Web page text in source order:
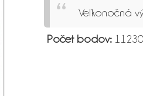
Veľkonočná
Počet bodov:11230